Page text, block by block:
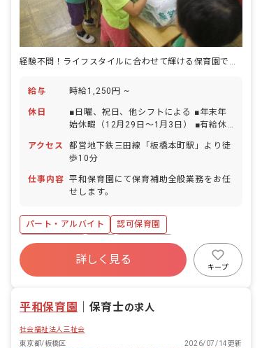
経験不問！ライフスタイルに合わせて輝ける保育園で働きませんか？
給与 時給1,250円 ~
休日
■日曜、祝日、他シフトによる ■年末年
始休暇（12月29日～1月3日） ■有給休
あり
アクセス
都営地下鉄三田線「板橋本町駅」より徒
歩10分
仕事内容 平和保育園にて保育補助全般業務をお任
せします。
パート・アルバイト
認可保育園
社会保険完備
有給
残業少なめ
社会福祉法人
未経験歓迎
新卒も歓迎
詳しく見る
キープ
平和保育園 保育士の求人
社会福祉法人三祉会
東京都/板橋区
2026/07/14更新